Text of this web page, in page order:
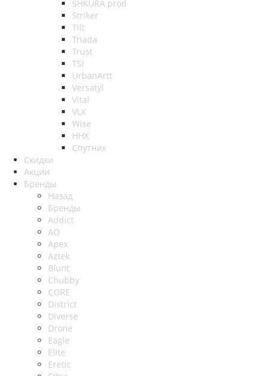
SHKURA рrоd
Striker
Tilt
Triada
Trust
TSI
UrbanArtt
Versatyl
Vital
VLX
Wise
ННХ
Спутник
Скидки
Акции
Бренды
Назад
Бренды
Addict
AO
Apex
Aztek
Blunt
Chubby
CORE
District
Diverse
Drone
Eagle
Elite
Eretic